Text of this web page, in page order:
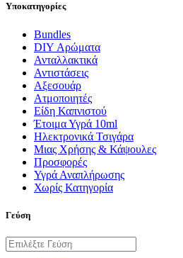
Υποκατηγορίες
Bundles
DIY Αρώματα
Ανταλλακτικά
Αντιστάσεις
Αξεσουάρ
Ατμοποιητές
Είδη Καπνιστού
Έτοιμα Υγρά 10ml
Ηλεκτρονικά Τσιγάρα
Μιας Χρήσης & Κάψουλες
Προσφορές
Υγρά Αναπλήρωσης
Χωρίς Κατηγορία
Γεύση